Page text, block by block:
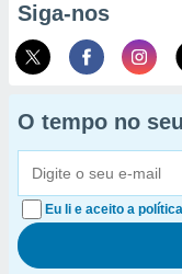
Siga-nos
O tempo no
Eu li e aceito a